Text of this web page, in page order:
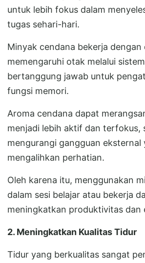
untuk lebih fokus dalam
tugas sehari-hari.
Minyak cendana bekerja dengan
memengaruhi otak melalui
bertanggung jawab untuk
fungsi memori.
Aroma cendana dapat
menjadi lebih aktif dan terfokus,
mengurangi gangguan eksternal
mengalihkan perhatian.
Oleh karena itu, menggunakan
dalam sesi belajar atau bekerja
meningkatkan produktivitas dan
2. Meningkatkan Kualitas Tidur
Tidur yang berkualitas sangat